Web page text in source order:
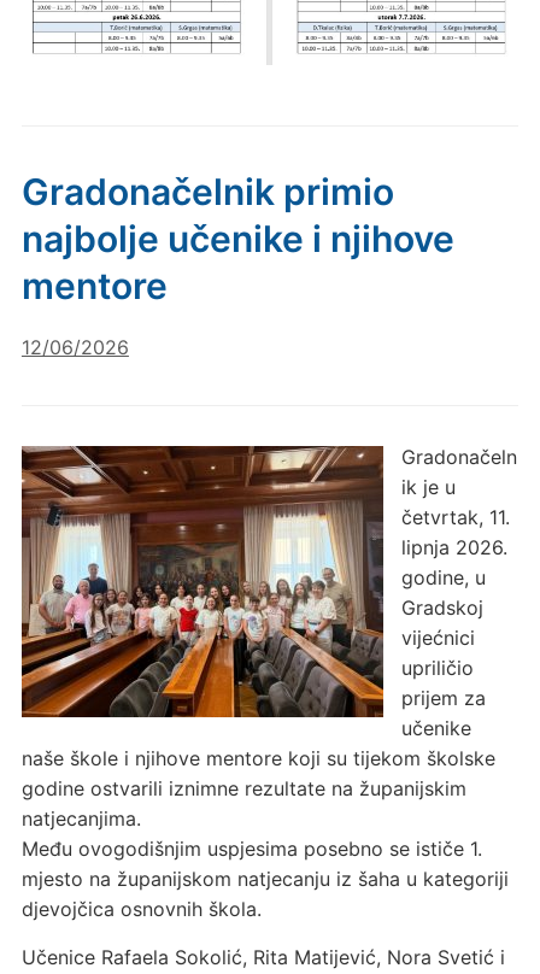
Gradonačelnik primio
najbolje učenike i njihove
mentore
12/06/2026
Gradonačeln
ik je u
četvrtak, 11.
lipnja 2026.
godine, u
Gradskoj
vijećnici
upriličio
prijem za
učenike
naše škole i njihove mentore koji su tijekom školske
godine ostvarili iznimne rezultate na županijskim
natjecanjima.
Među ovogodišnjim uspjesima posebno se ističe 1.
mjesto na županijskom natjecanju iz šaha u kategoriji
djevojčica osnovnih škola.
Učenice Rafaela Sokolić, Rita Matijević, Nora Svetić i